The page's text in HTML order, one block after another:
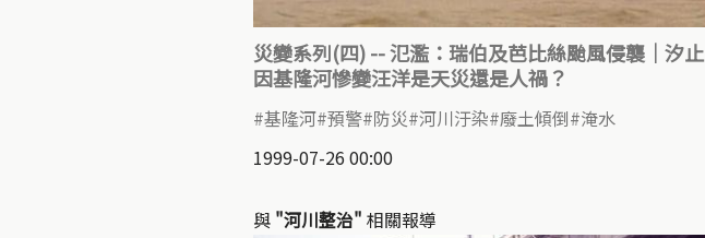
災變系列(四) -- 氾濫：瑞伯及芭比絲颱風侵襲｜汐止
因基隆河慘變汪洋是天災還是人禍？
基隆河 預警 防災 河川汙染 廢土傾倒 淹水
1999-07-26 00:00
與 "河川整治" 相關報導